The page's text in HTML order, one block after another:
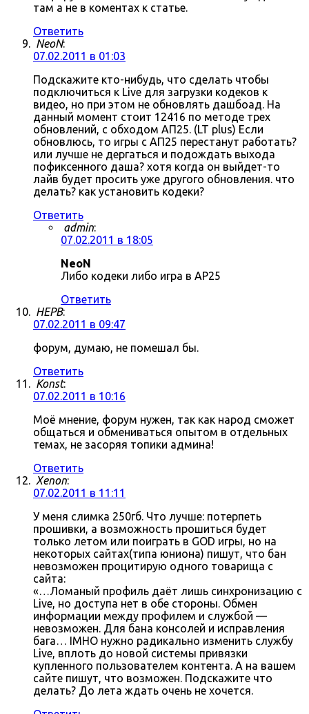
там а не в коментах к статье.
Ответить
NeoN:
07.02.2011 в 01:03
Подскажите кто-нибудь, что сделать чтобы
подключиться к Live для загрузки кодеков к
видео, но при этом не обновлять дашбоад. На
данный момент стоит 12416 по методе трех
обновлений, с обходом АП25. (LT plus) Если
обновлюсь, то игры с АП25 перестанут работать?
или лучше не дергаться и подождать выхода
пофиксенного даша? хотя когда он выйдет-то
лайв будет просить уже другого обновления. что
делать? как установить кодеки?
Ответить
admin:
07.02.2011 в 18:05
NeoN
Либо кодеки либо игра в AP25
Ответить
HEPB:
07.02.2011 в 09:47
форум, думаю, не помешал бы.
Ответить
Konst:
07.02.2011 в 10:16
Моё мнение, форум нужен, так как народ сможет
общаться и обмениваться опытом в отдельных
темах, не засоряя топики админа!
Ответить
Xenon:
07.02.2011 в 11:11
У меня слимка 250гб. Что лучше: потерпеть
прошивки, а возможность прошиться будет
только летом или поиграть в GOD игры, но на
некоторых сайтах(типа юниона) пишут, что бан
невозможен процитирую одного товарища с
сайта:
«…Ломаный профиль даёт лишь синхронизацию с
Live, но доступа нет в обе стороны. Обмен
информации между профилем и службой —
невозможен. Для бана консолей и исправления
бага… IMHO нужно радикально изменить службу
Live, вплоть до новой системы привязки
купленного пользователем контента. А на вашем
сайте пишут, что возможен. Подскажите что
делать? До лета ждать очень не хочется.